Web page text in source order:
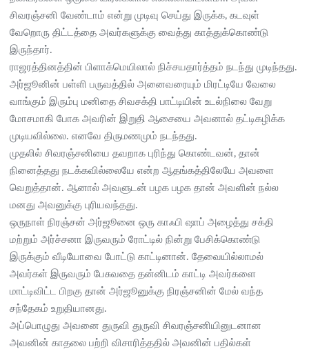
சிவரஞ்சனி வேண்டாம் என்று முடிவு செய்து இருக்க, கடவுள்
வேறொரு திட்டத்தை அவர்களுக்கு வைத்து காத்துக்கொண்டு
இருந்தார்.
ராஜரத்தினத்தின் பிளாக்மெயிலால் நிச்சயதார்த்தம் நடந்து முடிந்தது.
அர்ஜூனின் பள்ளி பருவத்தில் அனைவரையும் மிரட்டியே வேலை
வாங்கும் இரும்பு மனிதை சிவசக்தி பாட்டியின் உடல்நிலை வேறு
மோசமாகி போக அவரின் இறுதி ஆசையை அவனால் தட்டிகழிக்க
முடியவில்லை. எனவே திருமணமும் நடந்தது.
முதலில் சிவரஞ்சனியை தவறாக புரிந்து கொண்டவன், தான்
நினைத்தது நடக்கவில்லையே என்ற ஆதங்கத்திலேயே அவளை
வெறுத்தான். ஆனால் அவளுடன் பழக பழக தான் அவளின் நல்ல
மனது அவனுக்கு புரியவந்தது.
ஒருநாள் நிரஞ்சன் அர்ஜூனை ஒரு காஃபி ஷாப் அழைத்து சக்தி
மற்றும் அர்ச்சனா இருவரும் ரோட்டில் நின்று பேசிக்கொண்டு
இருக்கும் வீடியோவை போட்டு காட்டினான். தேவையில்லாமல்
அவர்கள் இருவரும் பேசுவதை தன்னிடம் காட்டி அவர்களை
மாட்டிவிட்ட பிறகு தான் அர்ஜூனுக்கு நிரஞ்சனின் மேல் வந்த
சந்தேகம் உறுதியானது.
அப்பொழுது அவனை துருவி துருவி சிவரஞ்சனியினுடனான
அவனின் காதலை பற்றி விசாரித்ததில் அவனின் பதில்கள்